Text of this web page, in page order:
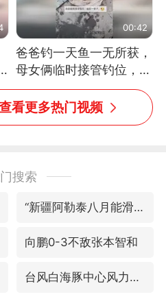
00:42
爸爸钓一天鱼一无所获，
母女俩临时接管钓位，用
玩具鱼竿钓上大鱼
看更多热门视频
搜索
“新疆阿勒泰八月能滑雪”不实
向鹏0-3不敌张本智和
台风白海豚中心风力增强